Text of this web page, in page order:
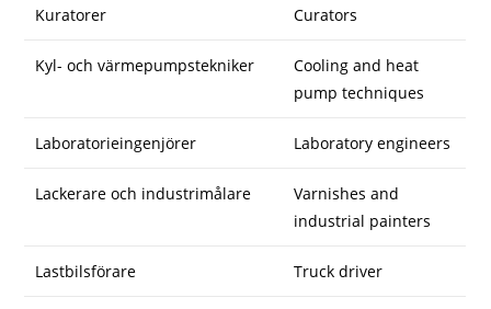
Kuratorer Curators
Kyl- och värmepumpstekniker
Cooling and heat
pump techniques
Laboratorieingenjörer Laboratory engineers
Lackerare och industrimålare
Varnishes and
industrial painters
Lastbilsförare Truck driver